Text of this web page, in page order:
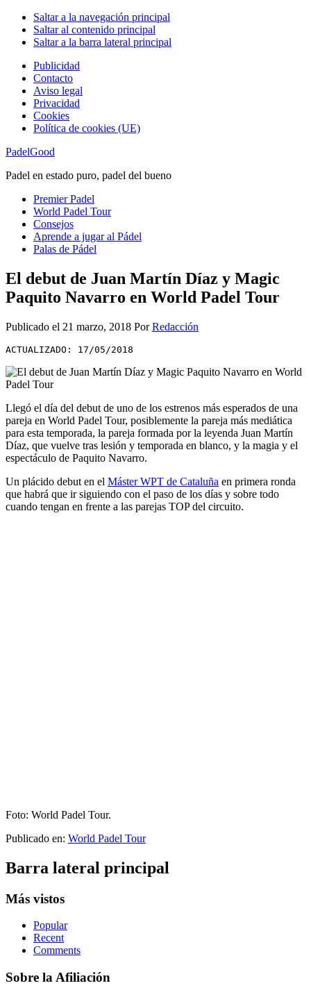
Saltar a la navegación principal
Saltar al contenido principal
Saltar a la barra lateral principal
Publicidad
Contacto
Aviso legal
Privacidad
Cookies
Política de cookies (UE)
PadelGood
Padel en estado puro, padel del bueno
Premier Padel
World Padel Tour
Consejos
Aprende a jugar al Pádel
Palas de Pádel
El debut de Juan Martín Díaz y Magic
Paquito Navarro en World Padel Tour
Publicado el 21 marzo, 2018 PorRedacción
ACTUALIZADO: 17/05/2018
Llegó el día del debut de uno de los estrenos más esperados de una
pareja en World Padel Tour, posiblemente la pareja más mediática
para esta temporada, la pareja formada por la leyenda Juan Martín
Díaz, que vuelve tras lesión y temporada en blanco, y la magia y el
espectáculo de Paquito Navarro.
Un plácido debut en el Máster WPT de Cataluña en primera ronda
que habrá que ir siguiendo con el paso de los días y sobre todo
cuando tengan en frente a las parejas TOP del circuito.
Foto: World Padel Tour.
Publicado en: World Padel Tour
Barra lateral principal
Más vistos
Popular
Recent
Comments
Sobre la Afiliación